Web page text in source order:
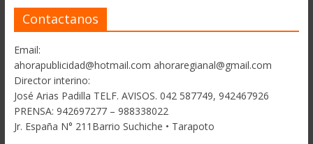
Contactanos
Email:
ahorapublicidad@hotmail.com ahoraregianal@gmail.com
Director interino:
José Arias Padilla TELF. AVISOS. 042 587749, 942467926
PRENSA: 942697277 – 988338022
Jr. España N° 211Barrio Suchiche • Tarapoto